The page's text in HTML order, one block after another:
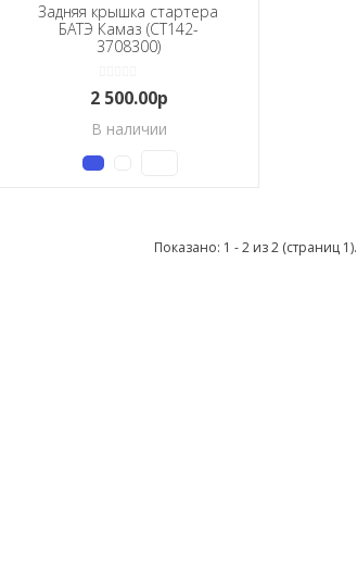
Задняя крышка стартера
БАТЭ Камаз (СТ142-
3708300)
2 500.00р
В наличии
Показано: 1 - 2 из 2 (страниц 1).